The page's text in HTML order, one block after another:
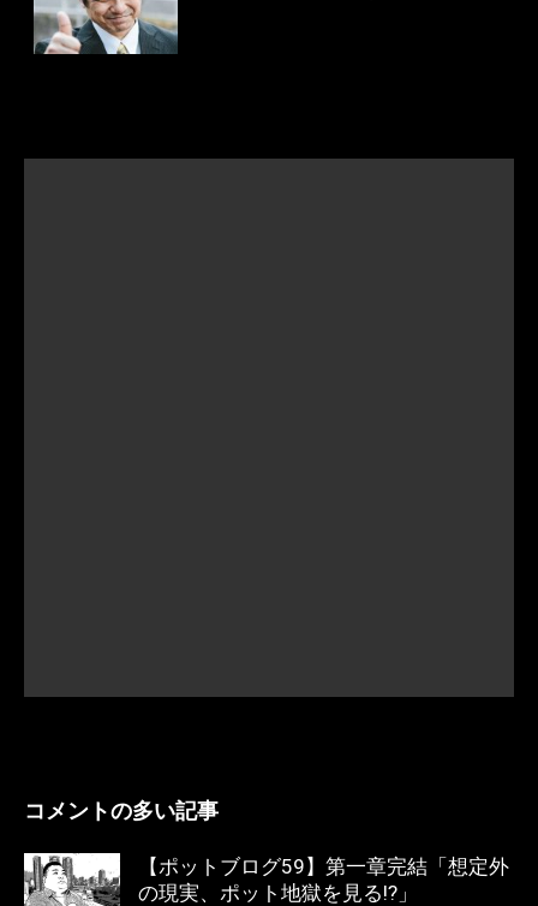
コメントの多い記事
【ポットブログ59】第一章完結「想定外
の現実、ポット地獄を見る!?」